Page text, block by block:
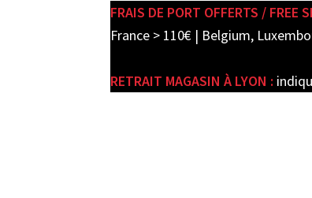
FRAIS DE PORT OFFERTS / FREE
France > 110€ | Belgium,
RETRAIT MAGASIN À LYON :